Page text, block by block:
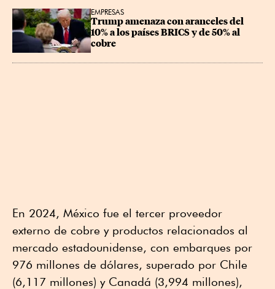
EMPRESAS
Trump amenaza con aranceles del
10% a los países BRICS y de 50% al
cobre
En 2024, México fue el tercer proveedor
externo de cobre y productos relacionados al
mercado estadounidense, con embarques por
976 millones de dólares, superado por Chile
(6,117 millones) y Canadá (3,994 millones),